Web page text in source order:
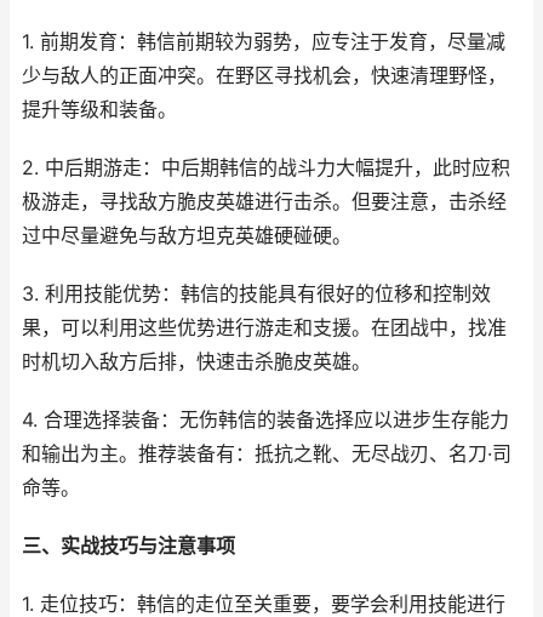
1. 前期发育：韩信前期较为弱势，应专注于发育，尽量减
少与敌人的正面冲突。在野区寻找机会，快速清理野怪，
提升等级和装备。
2. 中后期游走：中后期韩信的战斗力大幅提升，此时应积
极游走，寻找敌方脆皮英雄进行击杀。但要注意，击杀经
过中尽量避免与敌方坦克英雄硬碰硬。
3. 利用技能优势：韩信的技能具有很好的位移和控制效
果，可以利用这些优势进行游走和支援。在团战中，找准
时机切入敌方后排，快速击杀脆皮英雄。
4. 合理选择装备：无伤韩信的装备选择应以进步生存能力
和输出为主。推荐装备有：抵抗之靴、无尽战刃、名刀·司
命等。
三、实战技巧与注意事项
1. 走位技巧：韩信的走位至关重要，要学会利用技能进行